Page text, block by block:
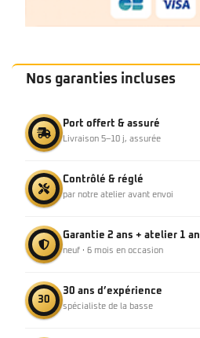
Nos garanties incluses
Port offert & assuré
Livraison 5–10 j, assurée
Contrôlé & réglé
par notre atelier avant envoi
Garantie 2 ans + atelier 1 an
neuf · 6 mois en occasion
30
30 ans d’expérience
spécialiste de la basse